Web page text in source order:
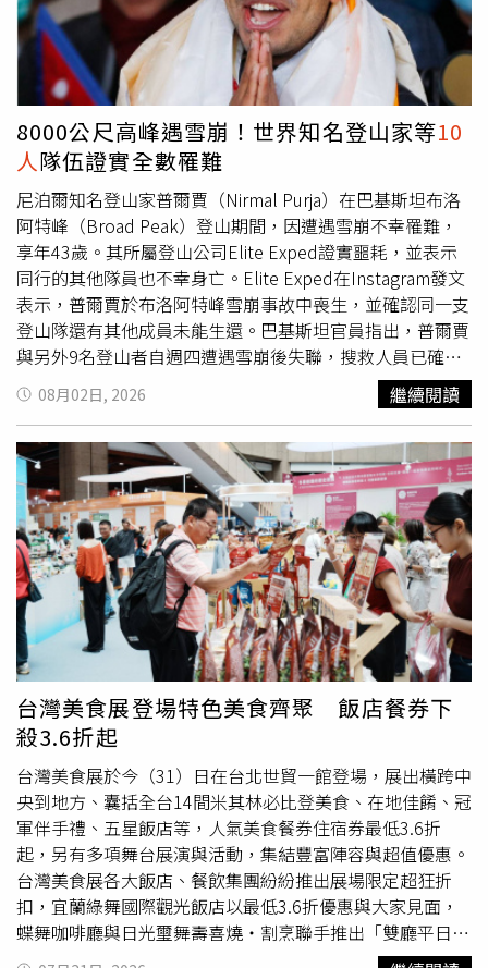
驗，並持續調查釐清落水原因。
8000公尺高峰遇雪崩！世界知名登山家等10
人隊伍證實全數罹難
尼泊爾知名登山家普爾賈（Nirmal Purja）在巴基斯坦布洛
阿特峰（Broad Peak）登山期間，因遭遇雪崩不幸罹難，
享年43歲。其所屬登山公司Elite Exped證實噩耗，並表示
同行的其他隊員也不幸身亡。Elite Exped在Instagram發文
表示，普爾賈於布洛阿特峰雪崩事故中喪生，並確認同一支
登山隊還有其他成員未能生還。巴基斯坦官員指出，普爾賈
與另外9名登山者自週四遭遇雪崩後失聯，搜救人員已確認
其遺體的位置，但因現場地形十分險峻，截至目前為止仍無
法安全運下山。這支
登山隊包括6名尼泊爾人，以及來
自巴基斯坦、阿曼、美國及中國的登山者。搜救隊已於週五
尋獲3具遺體，其餘罹難者的位置則透過無人機完成確認。
據了解，由於巴基斯坦不像尼泊爾具備利用直升機長索吊掛
進行高山救援的能力，因此運送遺體的工作更加困難，雖然
已掌握所有罹難者的位置，但受限於地形與救援條件，後續
仍需持續進行前置作業。普爾賈曾於英國軍隊服役，他於
2019年僅用6個月完成全球14座8000公尺以上高峰攀登，
刷新世界紀錄，2021年Netflix推出紀錄片《14 Peaks：
Nothing Is Impossible》後，更讓他的事蹟廣為全球所知。
尼泊爾總理夏哈（Balendra Shah）對事故表示震驚，並指
出：「停止的只是登山者的生命旅程，但他們的勇氣、奉獻
精神與貢獻將永遠流傳，持續激勵後人。」
08月02日, 2026 繼續閱讀
台灣美食展登場特色美食齊聚 飯店餐券下
殺3.6折起
台灣美食展於今（31）日在台北世貿一館登場，展出橫跨中
央到地方、囊括全台14間米其林必比登美食、在地佳餚、冠
軍伴手禮、五星飯店等，人氣美食餐券住宿券最低3.6折
起，另有多項舞台展演與活動，集結豐富陣容與超值優惠。
台灣美食展各大飯店、餐飲集團紛紛推出展場限定超狂折
扣，宜蘭綠舞國際觀光飯店以最低3.6折優惠與大家見面，
蝶舞咖啡廳與日光璽舞壽喜燒・割烹聯手推出「雙廳平日餐
券四人優惠組」$3,560，旅客可依喜好選擇精緻西式料理或